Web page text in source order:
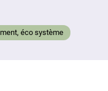
éco système